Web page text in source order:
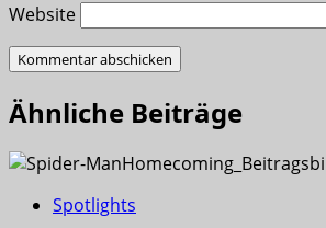
Website
Ähnliche Beiträge
Spotlights